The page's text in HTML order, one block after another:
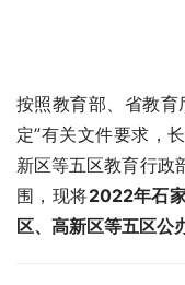
按照教育部、省教育
定”有关文件要求，
新区等五区教育行政
围，现将2022年石
区、高新区等五区公